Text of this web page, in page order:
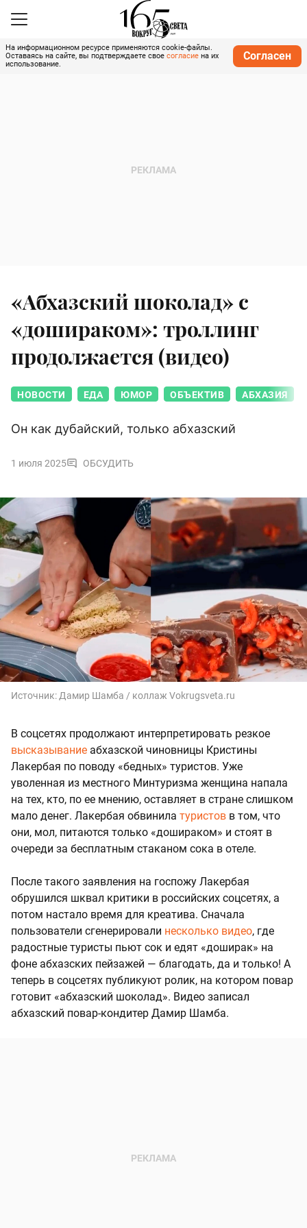
На информационном ресурсе применяются cookie-файлы.
Оставаясь на сайте, вы подтверждаете свое согласие на их
использование.
Согласен
«Абхазский шоколад» с
«дошираком»: троллинг
продолжается (видео)
НОВОСТИ ЕДА ЮМОР ОБЪЕКТИВ АБХАЗИЯ
Он как дубайский, только абхазский
1 июля 2025 ОБСУДИТЬ
Источник: Дамир Шамба / коллаж Vokrugsveta.ru
В соцсетях продолжают интерпретировать резкое
высказывание абхазской чиновницы Кристины
Лакербая по поводу «бедных» туристов. Уже
уволенная из местного Минтуризма женщина напала
на тех, кто, по ее мнению, оставляет в стране слишком
мало денег. Лакербая обвинила туристов в том, что
они, мол, питаются только «дошираком» и стоят в
очереди за бесплатным стаканом сока в отеле.
После такого заявления на госпожу Лакербая
обрушился шквал критики в российских соцсетях, а
потом настало время для креатива. Сначала
пользователи сгенерировали несколько видео, где
радостные туристы пьют сок и едят «доширак» на
фоне абхазских пейзажей — благодать, да и только! А
теперь в соцсетях публикуют ролик, на котором повар
готовит «абхазский шоколад». Видео записал
абхазский повар-кондитер Дамир Шамба.